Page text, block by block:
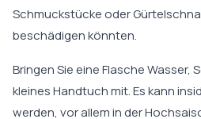
Schmuckstücke oder
beschädigen könnten.
Bringen Sie eine Flasche Wasser,
kleines Handtuch mit. Es kann
werden, vor allem in der